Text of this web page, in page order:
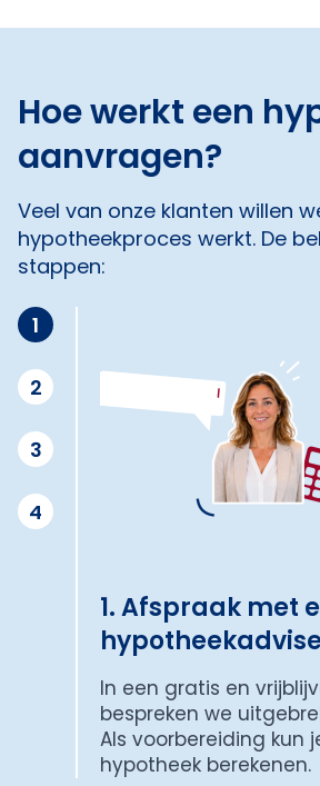
Hoe werkt een
aanvragen?
Veel van onze klanten willen
hypotheekproces werkt. De
stappen:
1
2
3
4
1. Afspraak met
In een gratis en
bespreken we
Als voorbereiding kun
hypotheek berekenen.